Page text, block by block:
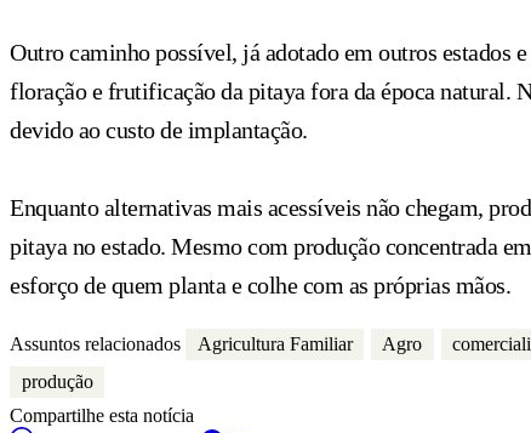
Outro caminho possível, já adotado em outros
floração e frutificação da pitaya fora da época natural.
devido ao custo de implantação.
Enquanto alternativas mais acessíveis não chegam,
pitaya no estado. Mesmo com produção concentrada
esforço de quem planta e colhe com as próprias mãos.
Assuntos relacionados Agricultura Familiar Agro
produção
Compartilhe esta notícia